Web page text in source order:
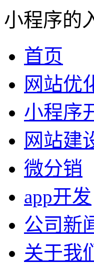
小程序的
首页
网站优
小程序
网站建
微分销
app开发
公司新
关于我们